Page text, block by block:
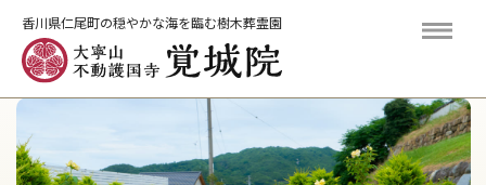
香川県仁尾町の穏やかな海を臨む樹木葬霊園